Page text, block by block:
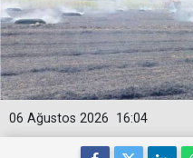
16:04
06 Ağustos 2026